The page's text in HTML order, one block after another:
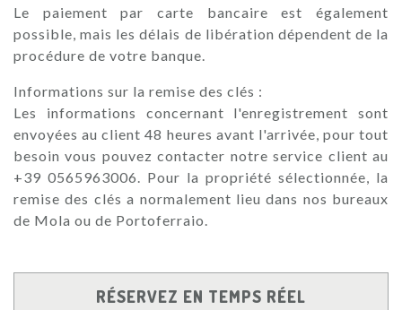
Le paiement par carte bancaire est également
possible, mais les délais de libération dépendent de la
procédure de votre banque.
Informations sur la remise des clés :
Les informations concernant l'enregistrement sont
envoyées au client 48 heures avant l'arrivée, pour tout
besoin vous pouvez contacter notre service client au
+39 0565963006. Pour la propriété sélectionnée, la
remise des clés a normalement lieu dans nos bureaux
de Mola ou de Portoferraio.
RÉSERVEZ EN TEMPS RÉEL